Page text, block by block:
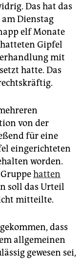
Das hat das
Dienstag
elf Monate
Gipfel
mit
hatte. Das
von der
für eine
eingerichteten
worden.
hatten
soll das Urteil
mitteilte.
dass
allgemeinen
gewesen sei,